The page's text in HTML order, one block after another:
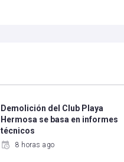
Demolición del Club Playa
Hermosa se basa en informes
técnicos
8 horas ago